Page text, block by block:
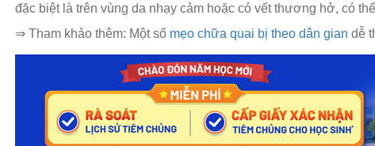
đặc biệt là trên vùng da nhạy cảm hoặc có vết thương hở, có
⇒ Tham khảo thêm: Một số mẹo chữa quai bị theo dân gian dễ